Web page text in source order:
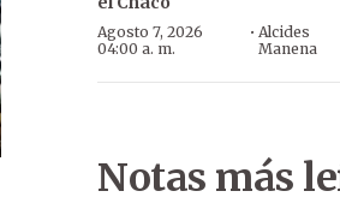
Agosto 7, 2026
04:00 a. m.
·Alcides
Manena
Notas más